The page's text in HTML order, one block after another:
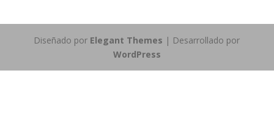
Diseñado por Elegant Themes | Desarrollado por
WordPress